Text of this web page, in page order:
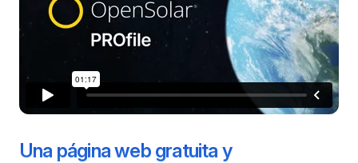
Una página web gratuita y